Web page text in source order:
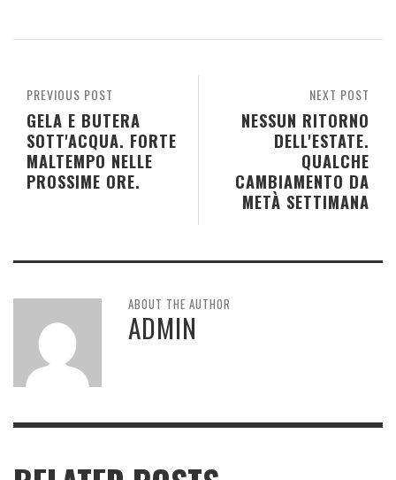
NEXT POST
NESSUN RITORNO
DELL'ESTATE.
QUALCHE
CAMBIAMENTO DA
METÀ SETTIMANA
PREVIOUS POST
GELA E BUTERA
SOTT'ACQUA. FORTE
MALTEMPO NELLE
PROSSIME ORE.
ABOUT THE AUTHOR
ADMIN